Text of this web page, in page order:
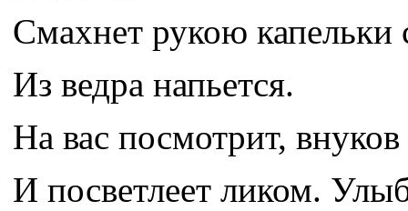
Смахнет рукою капельки
Из ведра напьется.
На вас посмотрит,
И посветлеет ликом.